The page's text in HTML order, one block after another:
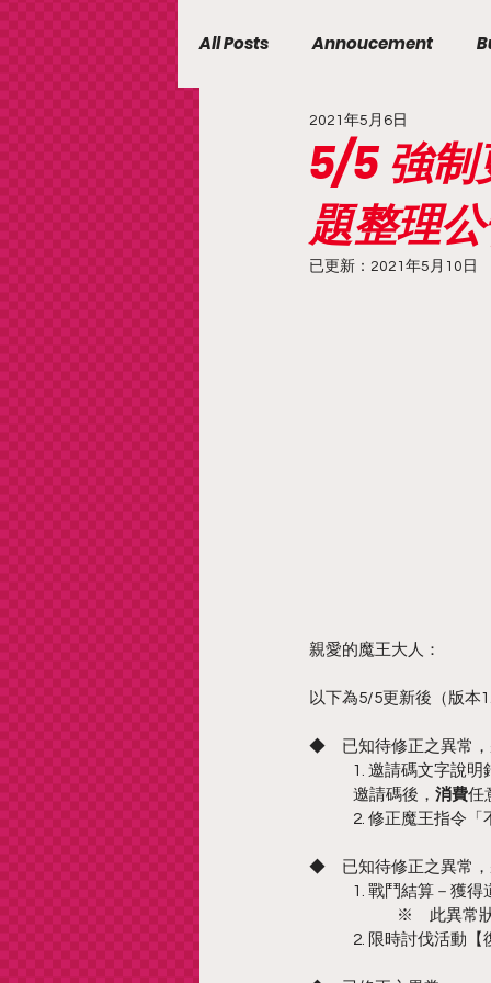
All Posts Annoucement
5/5 強制
題整理
2021年5月6日
已更新： 2021年5月10日
親愛的魔王大人：
以下為5/5更新後（版本
◆　已知待修正之異常
1. 邀請碼文字說
邀請碼後， 消費任
2. 修正魔王指令
◆　已知待修正之異常
1. 戰鬥結算－獲
※　此異常
2. 限時討伐活動